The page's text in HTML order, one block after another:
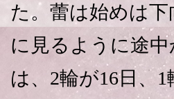
た。蕾は始めは
に見るように途
は、2輪が16日、